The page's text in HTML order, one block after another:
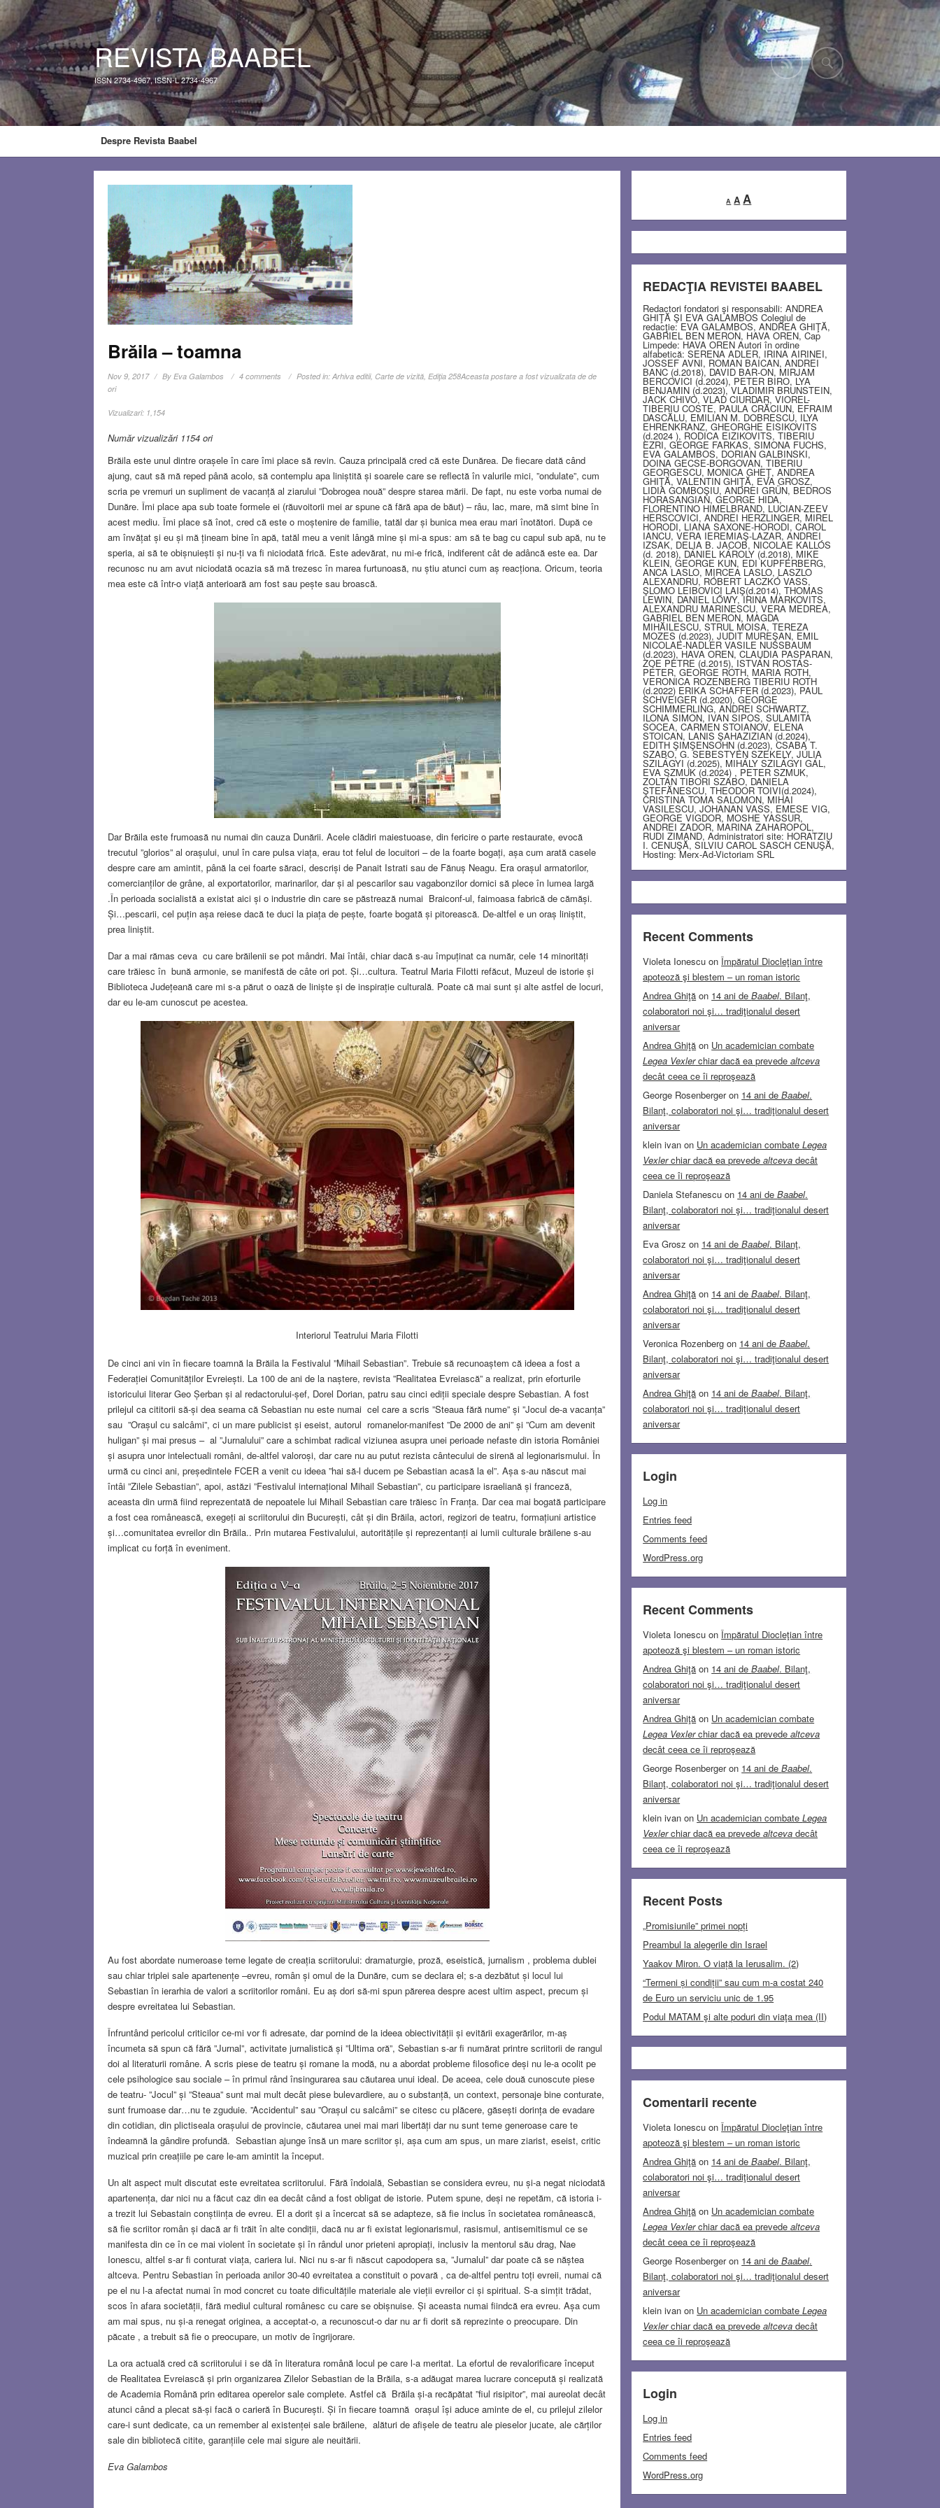
REVISTA BAABEL
ISSN 2734-4967, ISSN-L 2734-4967
Despre Revista Baabel
Brăila – toamna
Nov 9, 2017 ByEva Galambos 4 comments Posted in:Arhiva editii,Carte de vizită,Ediţia 258Aceasta postare a fost vizualizata de de
ori
Vizualizari: 1,154
Număr vizualizări 1154 ori
Brăila este unul dintre orașele în care îmi place să revin. Cauza principală cred că este Dunărea. De fiecare dată când
ajung, caut să mă reped până acolo, să contemplu apa liniștită și soarele care se reflectă în valurile mici, ”ondulate”, cum
scria pe vremuri un supliment de vacanță al ziarului ”Dobrogea nouă” despre starea mării. De fapt, nu este vorba numai de
Dunăre. Îmi place apa sub toate formele ei (răuvoitorii mei ar spune că fără apa de băut) – râu, lac, mare, mă simt bine în
acest mediu. Îmi place să înot, cred că este o moștenire de familie, tatăl dar și bunica mea erau mari înotători. După ce
am învățat și eu și mă țineam bine în apă, tatăl meu a venit lângă mine și mi-a spus: am să te bag cu capul sub apă, nu te
speria, ai să te obișnuiești și nu-ți va fi niciodată frică. Este adevărat, nu mi-e frică, indiferent cât de adâncă este ea. Dar
recunosc nu am avut niciodată ocazia să mă trezesc în marea furtunoasă, nu știu atunci cum aș reacționa. Oricum, teoria
mea este că într-o viață anterioară am fost sau pește sau broască.
Dar Brăila este frumoasă nu numai din cauza Dunării. Acele clădiri maiestuoase, din fericire o parte restaurate, evocă
trecutul ”glorios” al orașului, unul în care pulsa viața, erau tot felul de locuitori – de la foarte bogați, așa cum arată casele
despre care am amintit, până la cei foarte săraci, descriși de Panait Istrati sau de Fănuș Neagu. Era orașul armatorilor,
comercianților de grâne, al exportatorilor, marinarilor, dar și al pescarilor sau vagabonzilor dornici să plece în lumea largă
.În perioada socialistă a existat aici și o industrie din care se păstrează numai Braiconf-ul, faimoasa fabrică de cămăși.
Și…pescarii, cel puțin așa reiese dacă te duci la piața de pește, foarte bogată și pitorească. De-altfel e un oraș liniștit,
prea liniștit.
Dar a mai rămas ceva cu care brăilenii se pot mândri. Mai întâi, chiar dacă s-au împuținat ca număr, cele 14 minorități
care trăiesc în bună armonie, se manifestă de câte ori pot. Și…cultura. Teatrul Maria Filotti refăcut, Muzeul de istorie și
Biblioteca Județeană care mi s-a părut o oază de liniște și de inspirație culturală. Poate că mai sunt și alte astfel de locuri,
dar eu le-am cunoscut pe acestea.
Interiorul Teatrului Maria Filotti
De cinci ani vin în fiecare toamnă la Brăila la Festivalul ”Mihail Sebastian”. Trebuie să recunoaștem că ideea a fost a
Federației Comunităților Evreiești. La 100 de ani de la naștere, revista ”Realitatea Evreiască” a realizat, prin eforturile
istoricului literar Geo Șerban și al redactorului-șef, Dorel Dorian, patru sau cinci ediții speciale despre Sebastian. A fost
prilejul ca cititorii să-și dea seama că Sebastian nu este numai cel care a scris ”Steaua fără nume” și ”Jocul de-a vacanța”
sau ”Orașul cu salcâmi”, ci un mare publicist și eseist, autorul romanelor-manifest ”De 2000 de ani” și ”Cum am devenit
huligan” și mai presus – al ”Jurnalului” care a schimbat radical viziunea asupra unei perioade nefaste din istoria României
și asupra unor intelectuali români, de-altfel valoroși, dar care nu au putut rezista cântecului de sirenă al legionarismului. În
urmă cu cinci ani, președintele FCER a venit cu ideea ”hai să-l ducem pe Sebastian acasă la el”. Așa s-au născut mai
întâi ”Zilele Sebastian”, apoi, astăzi ”Festivalul internațional Mihail Sebastian”, cu participare israeliană și franceză,
aceasta din urmă fiind reprezentată de nepoatele lui Mihail Sebastian care trăiesc în Franța. Dar cea mai bogată participare
a fost cea românească, exegeți ai scriitorului din București, cât și din Brăila, actori, regizori de teatru, formațiuni artistice
și…comunitatea evreilor din Brăila.. Prin mutarea Festivalului, autoritățile și reprezentanți ai lumii culturale brăilene s-au
implicat cu forță în eveniment.
Au fost abordate numeroase teme legate de creația scriitorului: dramaturgie, proză, eseistică, jurnalism , problema dublei
sau chiar triplei sale apartenențe –evreu, român și omul de la Dunăre, cum se declara el; s-a dezbătut și locul lui
Sebastian în ierarhia de valori a scriitorilor români. Eu aș dori să-mi spun părerea despre acest ultim aspect, precum și
despre evreitatea lui Sebastian.
Înfruntând pericolul criticilor ce-mi vor fi adresate, dar pornind de la ideea obiectivității și evitării exagerărilor, m-aș
încumeta să spun că fără ”Jurnal”, activitate jurnalistică și ”Ultima oră”, Sebastian s-ar fi numărat printre scriitorii de rangul
doi al literaturii române. A scris piese de teatru și romane la modă, nu a abordat probleme filosofice deși nu le-a ocolit pe
cele psihologice sau sociale – în primul rând însingurarea sau căutarea unui ideal. De aceea, cele două cunoscute piese
de teatru- ”Jocul” și ”Steaua” sunt mai mult decât piese bulevardiere, au o substanță, un context, personaje bine conturate,
sunt frumoase dar…nu te zguduie. ”Accidentul” sau ”Orașul cu salcâmi” se citesc cu plăcere, găsești dorința de evadare
din cotidian, din plictiseala orașului de provincie, căutarea unei mai mari libertăți dar nu sunt teme generoase care te
îndeamnă la gândire profundă. Sebastian ajunge însă un mare scriitor și, așa cum am spus, un mare ziarist, eseist, critic
muzical prin creațiile pe care le-am amintit la început.
Un alt aspect mult discutat este evreitatea scriitorului. Fără îndoială, Sebastian se considera evreu, nu și-a negat niciodată
apartenența, dar nici nu a făcut caz din ea decât când a fost obligat de istorie. Putem spune, deși ne repetăm, că istoria i-
a trezit lui Sebastain conștiința de evreu. El a dorit și a încercat să se adapteze, să fie inclus în societatea românească,
să fie scriitor român și dacă ar fi trăit în alte condiții, dacă nu ar fi existat legionarismul, rasismul, antisemitismul ce se
manifesta din ce în ce mai violent în societate și în rândul unor prieteni apropiați, inclusiv la mentorul său drag, Nae
Ionescu, altfel s-ar fi conturat viața, cariera lui. Nici nu s-ar fi născut capodopera sa, ”Jurnalul” dar poate că se năștea
altceva. Pentru Sebastian în perioada anilor 30-40 evreitatea a constituit o povară , ca de-altfel pentru toți evreii, numai că
pe el nu l-a afectat numai în mod concret cu toate dificultățile materiale ale vieții evreilor ci și spiritual. S-a simțit trădat,
scos în afara societății, fără mediul cultural românesc cu care se obișnuise. Și aceasta numai fiindcă era evreu. Așa cum
am mai spus, nu și-a renegat originea, a acceptat-o, a recunoscut-o dar nu ar fi dorit să reprezinte o preocupare. Din
păcate , a trebuit să fie o preocupare, un motiv de îngrijorare.
La ora actuală cred că scriitorului i se dă în literatura română locul pe care l-a meritat. La efortul de revalorificare început
de Realitatea Evreiască și prin organizarea Zilelor Sebastian de la Brăila, s-a adăugat marea lucrare concepută și realizată
de Academia Română prin editarea operelor sale complete. Astfel că Brăila și-a recăpătat ”fiul risipitor”, mai aureolat decât
atunci când a plecat să-și facă o carieră în București. Și în fiecare toamnă orașul își aduce aminte de el, cu prilejul zilelor
care-i sunt dedicate, ca un remember al existenței sale brăilene, alături de afișele de teatru ale pieselor jucate, ale cărților
sale din bibliotecă citite, garanțiile cele mai sigure ale neuitării.
Eva Galambos
A
Decrease
font
A Reset
AIncrease
font
REDACŢIA REVISTEI BAABEL
Redactori fondatori şi responsabili: ANDREA
GHIŢĂ ŞI EVA GALAMBOS Colegiul de
redacţie: EVA GALAMBOS, ANDREA GHIŢĂ,
GABRIEL BEN MERON, HAVA OREN, Cap
Limpede: HAVA OREN Autori în ordine
alfabetică: SERENA ADLER, IRINA AIRINEI,
JOSSEF AVNI, ROMAN BAICAN, ANDREI
BANC (d.2018), DAVID BAR-ON, MIRJAM
BERCOVICI (d.2024), PETER BIRO, LYA
BENJAMIN (d.2023), VLADIMIR BRUNSTEIN,
JACK CHIVO, VLAD CIURDAR, VIOREL-
TIBERIU COSTE, PAULA CRĂCIUN, EFRAIM
DASCĂLU, EMILIAN M. DOBRESCU, ILYA
EHRENKRANZ, GHEORGHE EISIKOVITS
(d.2024 ), RODICA EIZIKOVITS, TIBERIU
EZRI, GEORGE FARKAS, SIMONA FUCHS,
EVA GALAMBOS, DORIAN GALBINSKI,
DOINA GECSE-BORGOVAN, TIBERIU
GEORGESCU, MONICA GHEŢ, ANDREA
GHIŢĂ, VALENTIN GHIŢĂ, EVA GROSZ,
LIDIA GOMBOŞIU, ANDREI GRÜN, BEDROS
HORASANGIAN, GEORGE HIDA,
FLORENTINO HIMELBRAND, LUCIAN-ZEEV
HERSCOVICI, ANDREI HERZLINGER, MIREL
HORODI, LIANA SAXONE-HORODI, CAROL
IANCU, VERA IEREMIAŞ-LAZAR, ANDREI
IZSAK, DELIA B. JACOB, NICOLAE KALLÓS
(d. 2018), DÁNIEL KÁROLY (d.2018), MIKE
KLEIN, GEORGE KUN, EDI KUPFERBERG,
ANCA LASLO, MIRCEA LASLO, LASZLO
ALEXANDRU, RÓBERT LACZKÓ VASS,
ŞLOMO LEIBOVICI LAIŞ(d.2014), THOMAS
LEWIN, DANIEL LŐWY, IRINA MARKOVITS,
ALEXANDRU MARINESCU, VERA MEDREA,
GABRIEL BEN MERON, MAGDA
MIHĂILESCU, STRUL MOISA, TEREZA
MOZES (d.2023), JUDIT MUREŞAN, EMIL
NICOLAE-NADLER VASILE NUSSBAUM
(d.2023), HAVA OREN, CLAUDIA PASPARAN,
ZOE PETRE (d.2015), ISTVÁN ROSTÁS-
PÉTER, GEORGE ROTH, MARIA ROTH,
VERONICA ROZENBERG TIBERIU ROTH
(d.2022) ERIKA SCHAFFER (d.2023), PAUL
SCHVEIGER (d.2020), GEORGE
SCHIMMERLING, ANDREI SCHWARTZ,
ILONA SIMON, IVAN SIPOS, SULAMITA
SOCEA, CARMEN STOIANOV, ELENA
STOICAN, LANIS ŞAHAZIZIAN (d.2024),
EDITH ŞIMŞENSOHN (d.2023), CSABA T.
SZABO, G. SEBESTYEN SZEKELY, JÚLIA
SZILÁGYI (d.2025), MIHÁLY SZILÁGYI GÁL,
EVA SZMUK (d.2024) , PETER SZMUK,
ZOLTÁN TIBORI SZABO, DANIELA
ŞTEFĂNESCU, THEODOR TOIVI(d.2024),
CRISTINA TOMA SALOMON, MIHAI
VASILESCU, JOHANAN VASS, EMESE VIG,
GEORGE VIGDOR, MOSHE YASSUR,
ANDREI ZADOR, MARINA ZAHAROPOL,
RUDI ZIMAND, Administratori site: HORATZIU
I. CENUŞĂ, SILVIU CAROL SASCH CENUŞĂ,
Hosting: Merx-Ad-Victoriam SRL
Recent Comments
Violeta Ionescu onÎmpăratul Diocleţian între
apoteoză şi blestem – un roman istoric
Andrea Ghiţă on 14 ani deBaabel. Bilanţ,
colaboratori noi şi… tradiţionalul desert
aniversar
Andrea Ghiţă on Un academician combate
Legea Vexlerchiar dacă ea prevedealtceva
decât ceea ce îi reproşează
George Rosenbergeron 14 ani deBaabel.
Bilanţ, colaboratori noi şi… tradiţionalul desert
aniversar
klein ivan on Un academician combateLegea
Vexlerchiar dacă ea prevedealtceva decât
ceea ce îi reproşează
Daniela Stefanescu on 14 ani deBaabel.
Bilanţ, colaboratori noi şi… tradiţionalul desert
aniversar
Eva Grosz on 14 ani deBaabel. Bilanţ,
colaboratori noi şi… tradiţionalul desert
aniversar
Andrea Ghiţă on 14 ani deBaabel. Bilanţ,
colaboratori noi şi… tradiţionalul desert
aniversar
Veronica Rozenberg on 14 ani deBaabel.
Bilanţ, colaboratori noi şi… tradiţionalul desert
aniversar
Andrea Ghiţă on 14 ani deBaabel. Bilanţ,
colaboratori noi şi… tradiţionalul desert
aniversar
Login
Log in
Entries feed
Comments feed
WordPress.org
Recent Comments
Violeta Ionescu onÎmpăratul Diocleţian între
apoteoză şi blestem – un roman istoric
Andrea Ghiţă on 14 ani deBaabel. Bilanţ,
colaboratori noi şi… tradiţionalul desert
aniversar
Andrea Ghiţă on Un academician combate
Legea Vexlerchiar dacă ea prevedealtceva
decât ceea ce îi reproşează
George Rosenbergeron 14 ani deBaabel.
Bilanţ, colaboratori noi şi… tradiţionalul desert
aniversar
klein ivan on Un academician combateLegea
Vexlerchiar dacă ea prevedealtceva decât
ceea ce îi reproşează
Recent Posts
„Promisiunile” primei nopți
Preambul la alegerile din Israel
Yaakov Miron. O viață la Ierusalim. (2)
“Termeni și condiții” sau cum m-a costat 240
de Euro un serviciu unic de 1.95
Podul MATAM şi alte poduri din viaţa mea (II)
Comentarii recente
Violeta Ionescu onÎmpăratul Diocleţian între
apoteoză şi blestem – un roman istoric
Andrea Ghiţă on 14 ani deBaabel. Bilanţ,
colaboratori noi şi… tradiţionalul desert
aniversar
Andrea Ghiţă on Un academician combate
Legea Vexlerchiar dacă ea prevedealtceva
decât ceea ce îi reproşează
George Rosenbergeron 14 ani deBaabel.
Bilanţ, colaboratori noi şi… tradiţionalul desert
aniversar
klein ivan on Un academician combateLegea
Vexlerchiar dacă ea prevedealtceva decât
ceea ce îi reproşează
Login
Log in
Entries feed
Comments feed
WordPress.org